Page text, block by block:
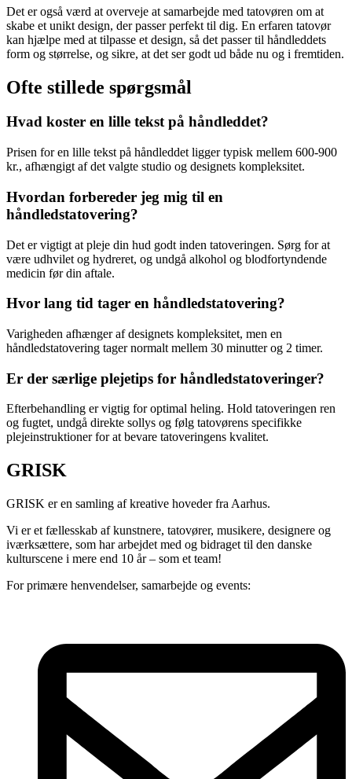
Det er også værd at overveje at samarbejde med tatovøren om at
skabe et unikt design, der passer perfekt til dig. En erfaren tatovør
kan hjælpe med at tilpasse et design, så det passer til håndleddets
form og størrelse, og sikre, at det ser godt ud både nu og i fremtiden.
Ofte stillede spørgsmål
Hvad koster en lille tekst på håndleddet?
Prisen for en lille tekst på håndleddet ligger typisk mellem 600-900
kr., afhængigt af det valgte studio og designets kompleksitet.
Hvordan forbereder jeg mig til en
håndledstatovering?
Det er vigtigt at pleje din hud godt inden tatoveringen. Sørg for at
være udhvilet og hydreret, og undgå alkohol og blodfortyndende
medicin før din aftale.
Hvor lang tid tager en håndledstatovering?
Varigheden afhænger af designets kompleksitet, men en
håndledstatovering tager normalt mellem 30 minutter og 2 timer.
Er der særlige plejetips for håndledstatoveringer?
Efterbehandling er vigtig for optimal heling. Hold tatoveringen ren
og fugtet, undgå direkte sollys og følg tatovørens specifikke
plejeinstruktioner for at bevare tatoveringens kvalitet.
GRISK
GRISK er en samling af kreative hoveder fra Aarhus.
Vi er et fællesskab af kunstnere, tatovører, musikere, designere og
iværksættere, som har arbejdet med og bidraget til den danske
kulturscene i mere end 10 år – som et team!
For primære henvendelser, samarbejde og events: